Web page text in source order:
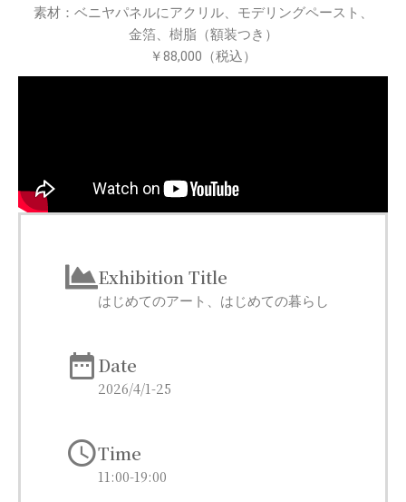
素材：ベニヤパネルにアクリル、モデリングペースト、
金箔、樹脂（額装つき）
￥88,000（税込）
Exhibition Title
はじめてのアート、はじめての暮らし
Date
2026/4/1-25
Time
11:00-19:00